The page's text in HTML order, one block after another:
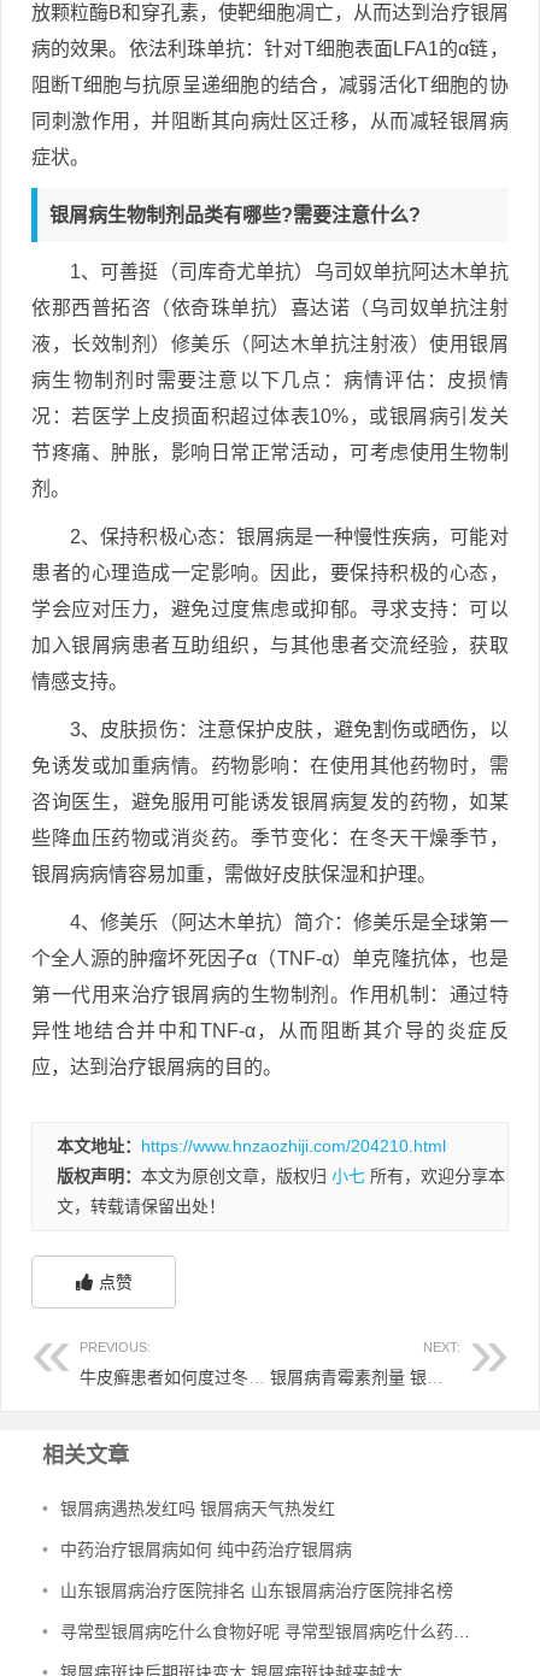
放颗粒酶B和穿孔素，使靶细胞凋亡，从而达到治疗银屑
病的效果。依法利珠单抗：针对T细胞表面LFA1的α链，
阻断T细胞与抗原呈递细胞的结合，减弱活化T细胞的协
同刺激作用，并阻断其向病灶区迁移，从而减轻银屑病
症状。
银屑病生物制剂品类有哪些?需要注意什么?
1、可善挺（司库奇尤单抗）乌司奴单抗阿达木单抗
依那西普拓咨（依奇珠单抗）喜达诺（乌司奴单抗注射
液，长效制剂）修美乐（阿达木单抗注射液）使用银屑
病生物制剂时需要注意以下几点：病情评估：皮损情
况：若医学上皮损面积超过体表10%，或银屑病引发关
节疼痛、肿胀，影响日常正常活动，可考虑使用生物制
剂。
2、保持积极心态：银屑病是一种慢性疾病，可能对
患者的心理造成一定影响。因此，要保持积极的心态，
学会应对压力，避免过度焦虑或抑郁。寻求支持：可以
加入银屑病患者互助组织，与其他患者交流经验，获取
情感支持。
3、皮肤损伤：注意保护皮肤，避免割伤或晒伤，以
免诱发或加重病情。药物影响：在使用其他药物时，需
咨询医生，避免服用可能诱发银屑病复发的药物，如某
些降血压药物或消炎药。季节变化：在冬天干燥季节，
银屑病病情容易加重，需做好皮肤保湿和护理。
4、修美乐（阿达木单抗）简介：修美乐是全球第一
个全人源的肿瘤坏死因子α（TNF-α）单克隆抗体，也是
第一代用来治疗银屑病的生物制剂。作用机制：通过特
异性地结合并中和TNF-α，从而阻断其介导的炎症反
应，达到治疗银屑病的目的。
本文地址： https://www.hnzaozhiji.com/204210.html
版权声明： 本文为原创文章，版权归 小七 所有，欢迎分享本
文，转载请保留出处！
点赞
PREVIOUS: NEXT:
相关文章
• 银屑病遇热发红吗 银屑病天气热发红
• 中药治疗银屑病如何 纯中药治疗银屑病
• 山东银屑病治疗医院排名 山东银屑病治疗医院排名榜
• 寻常型银屑病吃什么食物好呢 寻常型银屑病吃什么药效果好
• 银屑病斑块后期斑块变大 银屑病斑块越来越大